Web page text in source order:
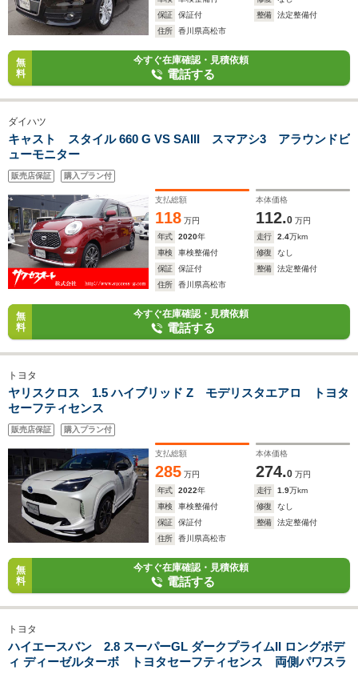
保証
保証付 整備
法定整備付
住所
香川県高松市
無
料
今すぐ在庫確認・見積依頼
電話する
ダイハツ
キャスト スタイル 660 G VS SAIII スマアシ3 アラウンドビ
ューモニター
販売店保証 購入プラン付
支払総額
118 万円
本体価格
112.0 万円
年式
2020年 走行 2.4万km
車検
車検整備付 修復
なし
保証
保証付 整備
法定整備付
住所
香川県高松市
無
料
今すぐ在庫確認・見積依頼
電話する
トヨタ
ヤリスクロス 1.5 ハイブリッド Z モデリスタエアロ トヨタ
セーフティセンス
販売店保証 購入プラン付
支払総額
285 万円
本体価格
274.0 万円
年式
2022年 走行 1.9万km
車検
車検整備付 修復
なし
保証
保証付 整備
法定整備付
住所
香川県高松市
無
料
今すぐ在庫確認・見積依頼
電話する
トヨタ
ハイエースバン 2.8 スーパーGL ダークプライムII ロングボデ
ィ ディーゼルターボ トヨタセーフティセンス 両側パワスラ